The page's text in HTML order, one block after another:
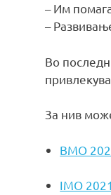
– Им
–
Во
За нив
BMO
IMO 2021